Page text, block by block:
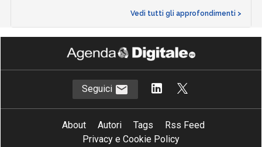
Vedi tutti gli approfondimenti >
Seguici
About Autori Tags
Rss Feed
Privacy e Cookie Policy